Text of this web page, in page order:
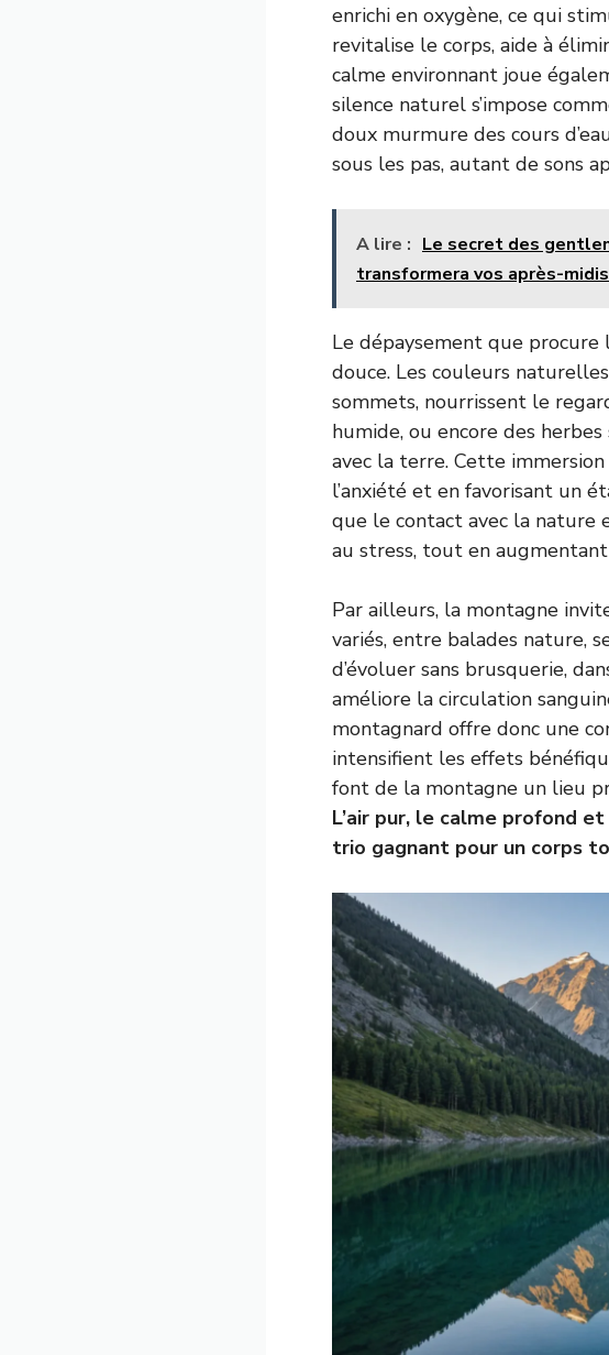
enrichi en oxygène, ce qui
revitalise le corps, aide à
calme environnant joue
silence naturel s’impose
doux murmure des cours
sous les pas, autant de sons
A lire : Le secret des
transformera vos après-
Le dépaysement que procure
douce. Les couleurs
sommets, nourrissent le
humide, ou encore des
avec la terre. Cette
l’anxiété et en favorisant un
que le contact avec la nature
au stress, tout en
Par ailleurs, la montagne
variés, entre balades nature,
d’évoluer sans brusquerie,
améliore la circulation
montagnard offre donc une
intensifient les effets
font de la montagne un lieu
L’air pur, le calme profond
trio gagnant pour un corps